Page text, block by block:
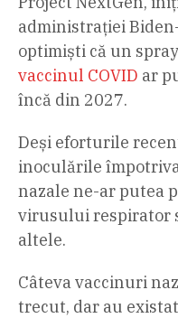
administrației
optimiști că un
vaccinul COVID ar
încă din 2027.
Deși eforturile
inoculările
nazale ne-ar putea
virusului respirator
altele.
Câteva vaccinuri
trecut, dar au